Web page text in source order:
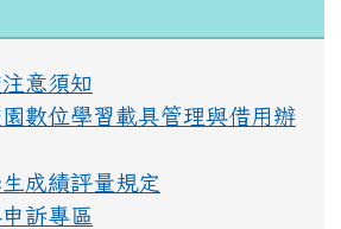
意須知
數位學習載具管理與借用辦
成績評量規定
訴專區